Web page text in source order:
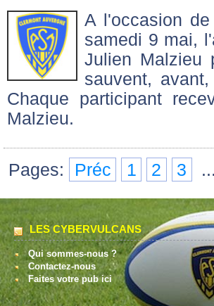
A l'occasion
samedi 9 mai,
Julien Malzieu
sauvent,
Chaque participant
Malzieu.
Pages: Préc 1 2 3 ...
LES CYBERVULCANS
Qui sommes-nous ?
Contactez-nous
Faites votre pub ici